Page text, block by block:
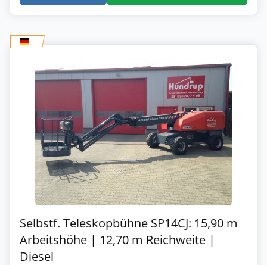
Selbstf. Teleskopbühne SP14CJ: 15,90 m
Arbeitshöhe | 12,70 m Reichweite |
Diesel